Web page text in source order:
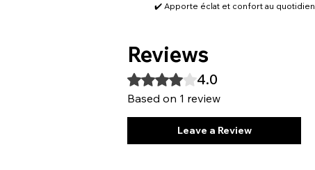
✔️ Apporte éclat et confort au quotidien
Reviews
Rated 4 out of 5 stars.
4.0
Based on 1 review
Leave a Review